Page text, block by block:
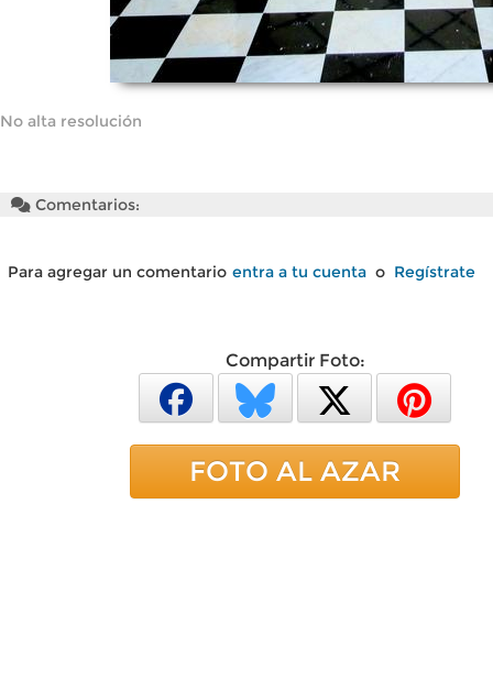
No alta resolución
Comentarios:
Para agregar un comentario entra a tu cuenta o Regístrate
Compartir Foto:
FOTO AL AZAR